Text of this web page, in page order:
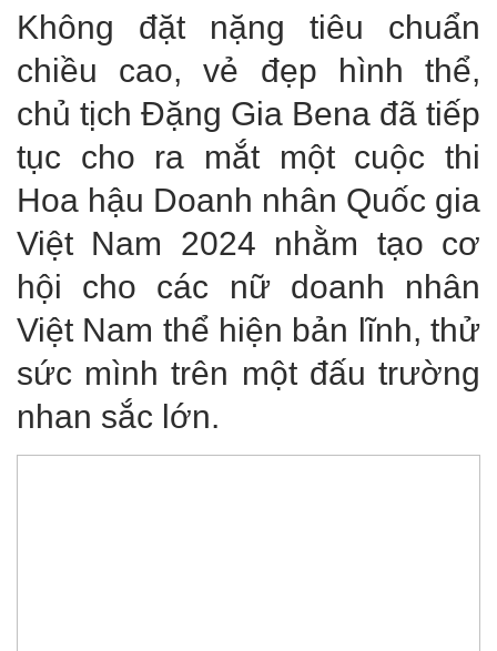
Không đặt nặng tiêu chuẩn
chiều cao, vẻ đẹp hình thể,
chủ tịch Đặng Gia Bena đã tiếp
tục cho ra mắt một cuộc thi
Hoa hậu Doanh nhân Quốc gia
Việt Nam 2024 nhằm tạo cơ
hội cho các nữ doanh nhân
Việt Nam thể hiện bản lĩnh, thử
sức mình trên một đấu trường
nhan sắc lớn.